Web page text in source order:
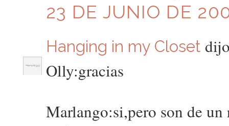
23 DE JUNIO DE
Hanging in my Closet
Olly:gracias
Marlango:si,pero son de